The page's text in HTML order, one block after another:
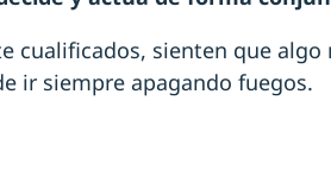
cualificados, sienten que
ir siempre apagando fuegos.